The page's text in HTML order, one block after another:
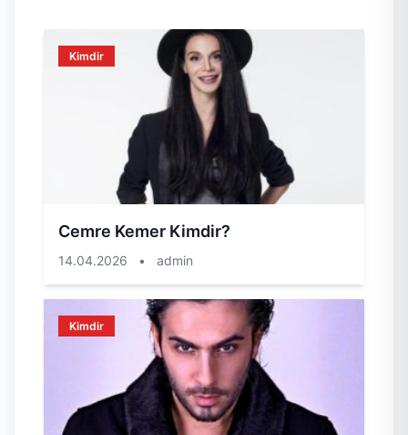
Kimdir
Cemre Kemer Kimdir?
14.04.2026 • admin
Kimdir